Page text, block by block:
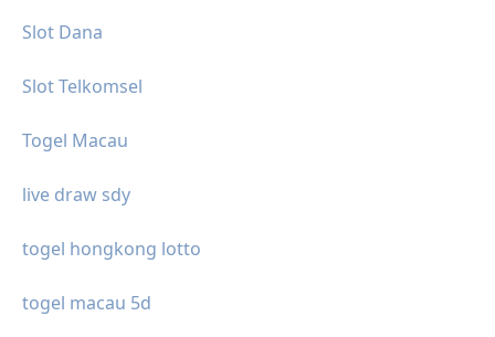
Slot Dana
Slot Telkomsel
Togel Macau
live draw sdy
togel hongkong lotto
togel macau 5d